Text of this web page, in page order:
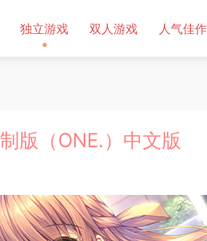
独立游戏 双人游戏 人气佳作
版（ONE.）中文版